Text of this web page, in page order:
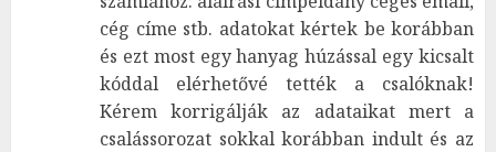
cég címe stb. adatokat kértek be korábban
és ezt most egy hanyag húzással egy kicsalt
kóddal elérhetővé tették a csalóknak!
Kérem korrigálják az adataikat mert a
csalássorozat sokkal korábban indult és az